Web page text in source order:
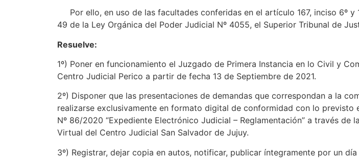
Por ello, en uso de las facultades conferidas en el artículo 167, inciso 6º
49 de la Ley Orgánica del Poder Judicial Nº 4055, el Superior Tribunal de
Resuelve:
1º) Poner en funcionamiento el Juzgado de Primera Instancia en lo Civil y
Centro Judicial Perico a partir de fecha 13 de Septiembre de 2021.
2º) Disponer que las presentaciones de demandas que correspondan a la
realizarse exclusivamente en formato digital de conformidad con lo
Nº 86/2020 “Expediente Electrónico Judicial – Reglamentación” a través de
Virtual del Centro Judicial San Salvador de Jujuy.
3º) Registrar, dejar copia en autos, notificar, publicar íntegramente por un